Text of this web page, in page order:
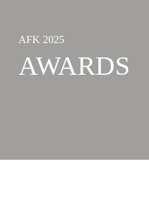
AFK 2025
AWARDS